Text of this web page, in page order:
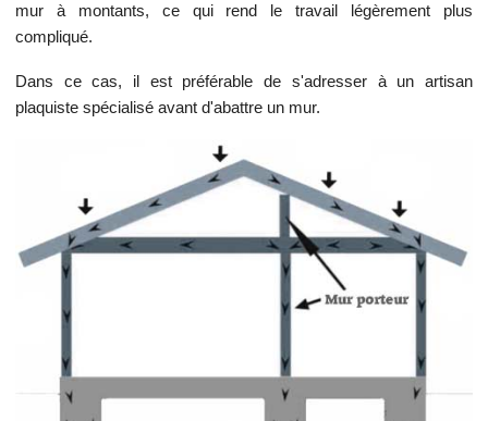
mur à montants, ce qui rend le travail légèrement plus
compliqué.
Dans ce cas, il est préférable de s'adresser à un artisan
plaquiste spécialisé avant d'abattre un mur.